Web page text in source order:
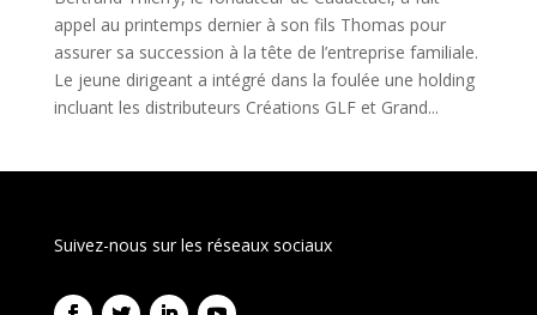
appel au printemps dernier à son fils Thomas pour
assurer sa succession à la tête de l’entreprise familiale.
Le jeune dirigeant a intégré dans la foulée une holding
incluant les distributeurs Créations GLF et Grand...
Suivez-nous sur les réseaux sociaux